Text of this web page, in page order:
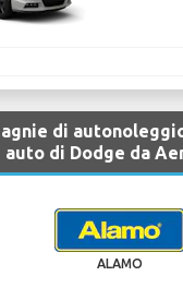
di
di Dodge da
ALAMO